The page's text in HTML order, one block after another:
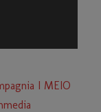
I MEIO